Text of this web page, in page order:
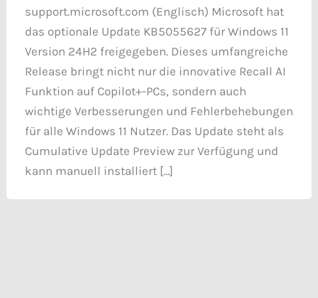
support.microsoft.com (Englisch) Microsoft hat
das optionale Update KB5055627 für Windows 11
Version 24H2 freigegeben. Dieses umfangreiche
Release bringt nicht nur die innovative Recall AI
Funktion auf Copilot+-PCs, sondern auch
wichtige Verbesserungen und Fehlerbehebungen
für alle Windows 11 Nutzer. Das Update steht als
Cumulative Update Preview zur Verfügung und
kann manuell installiert […]